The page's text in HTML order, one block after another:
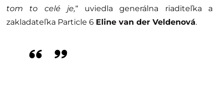
tom to celé je,“ uviedla generálna riaditeľka a
zakladateľka Particle 6 Eline van der Veldenová.